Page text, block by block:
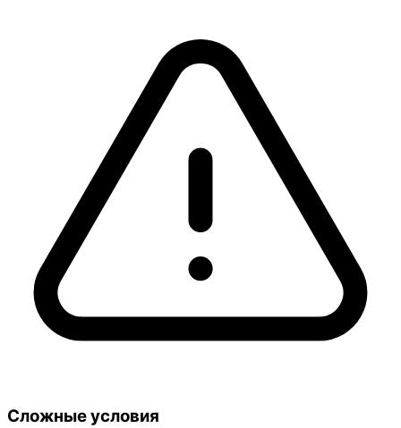
Сложные условия